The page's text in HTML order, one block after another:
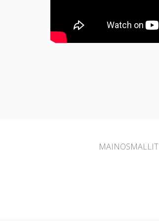
MAINOSMALLIT